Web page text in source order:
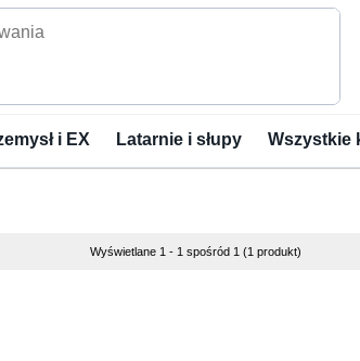
i EX Latarnie i słupy Wszystkie
Wyświetlane 1 - 1 spośród 1 (1 produkt)